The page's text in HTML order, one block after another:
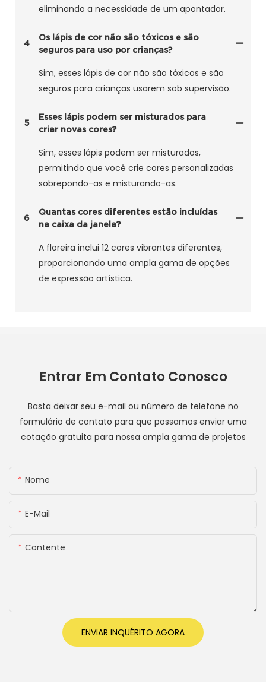
eliminando a necessidade de um apontador.
4
Os lápis de cor não são tóxicos e são
seguros para uso por crianças?
Sim, esses lápis de cor não são tóxicos e são
seguros para crianças usarem sob supervisão.
5
Esses lápis podem ser misturados para
criar novas cores?
Sim, esses lápis podem ser misturados,
permitindo que você crie cores personalizadas
sobrepondo-as e misturando-as.
6
Quantas cores diferentes estão incluídas
na caixa da janela?
A floreira inclui 12 cores vibrantes diferentes,
proporcionando uma ampla gama de opções
de expressão artística.
Entrar Em Contato Conosco
Basta deixar seu e-mail ou número de telefone no
formulário de contato para que possamos enviar uma
cotação gratuita para nossa ampla gama de projetos
Nome
E-Mail
Contente
ENVIAR INQUÉRITO AGORA